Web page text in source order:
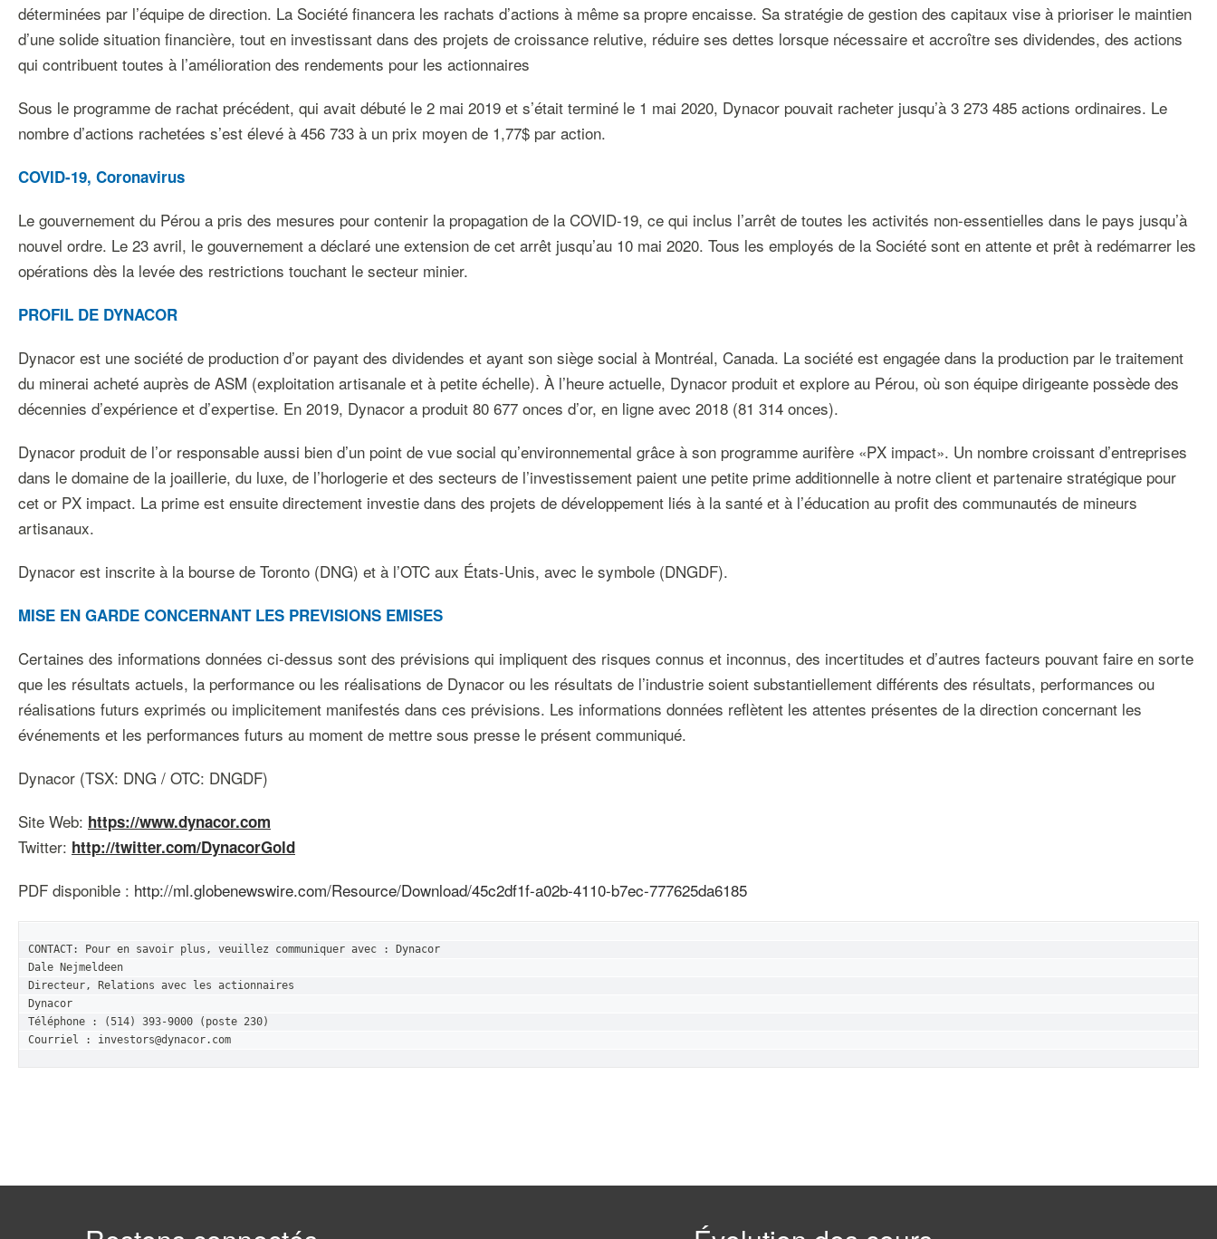
déterminées par l’équipe de direction. La Société financera les rachats d’actions à même sa propre encaisse. Sa stratégie de gestion des capitaux vise à prioriser le maintien
d’une solide situation financière, tout en investissant dans des projets de croissance relutive, réduire ses dettes lorsque nécessaire et accroître ses dividendes, des actions
qui contribuent toutes à l’amélioration des rendements pour les actionnaires
Sous le programme de rachat précédent, qui avait débuté le 2 mai 2019 et s’était terminé le 1 mai 2020, Dynacor pouvait racheter jusqu’à 3 273 485 actions ordinaires. Le
nombre d’actions rachetées s’est élevé à 456 733 à un prix moyen de 1,77$ par action.
COVID-19, Coronavirus
Le gouvernement du Pérou a pris des mesures pour contenir la propagation de la COVID-19, ce qui inclus l’arrêt de toutes les activités non-essentielles dans le pays jusqu’à
nouvel ordre. Le 23 avril, le gouvernement a déclaré une extension de cet arrêt jusqu’au 10 mai 2020. Tous les employés de la Société sont en attente et prêt à redémarrer les
opérations dès la levée des restrictions touchant le secteur minier.
PROFIL DE DYNACOR
Dynacor est une société de production d’or payant des dividendes et ayant son siège social à Montréal, Canada. La société est engagée dans la production par le traitement
du minerai acheté auprès de ASM (exploitation artisanale et à petite échelle). À l’heure actuelle, Dynacor produit et explore au Pérou, où son équipe dirigeante possède des
décennies d’expérience et d’expertise. En 2019, Dynacor a produit 80 677 onces d’or, en ligne avec 2018 (81 314 onces).
Dynacor produit de l’or responsable aussi bien d’un point de vue social qu’environnemental grâce à son programme aurifère «PX impact». Un nombre croissant d’entreprises
dans le domaine de la joaillerie, du luxe, de l’horlogerie et des secteurs de l’investissement paient une petite prime additionnelle à notre client et partenaire stratégique pour
cet or PX impact. La prime est ensuite directement investie dans des projets de développement liés à la santé et à l’éducation au profit des communautés de mineurs
artisanaux.
Dynacor est inscrite à la bourse de Toronto (DNG) et à l’OTC aux États-Unis, avec le symbole (DNGDF).
MISE EN GARDE CONCERNANT LES PREVISIONS EMISES
Certaines des informations données ci-dessus sont des prévisions qui impliquent des risques connus et inconnus, des incertitudes et d’autres facteurs pouvant faire en sorte
que les résultats actuels, la performance ou les réalisations de Dynacor ou les résultats de l’industrie soient substantiellement différents des résultats, performances ou
réalisations futurs exprimés ou implicitement manifestés dans ces prévisions. Les informations données reflètent les attentes présentes de la direction concernant les
événements et les performances futurs au moment de mettre sous presse le présent communiqué.
Dynacor (TSX: DNG / OTC: DNGDF)
Site Web: https://www.dynacor.com
Twitter: http://twitter.com/DynacorGold
PDF disponible : http://ml.globenewswire.com/Resource/Download/45c2df1f-a02b-4110-b7ec-777625da6185
CONTACT: Pour en savoir plus, veuillez communiquer avec : Dynacor
Dale Nejmeldeen
Directeur, Relations avec les actionnaires
Dynacor
Téléphone : (514) 393-9000 (poste 230)
Courriel : investors@dynacor.com